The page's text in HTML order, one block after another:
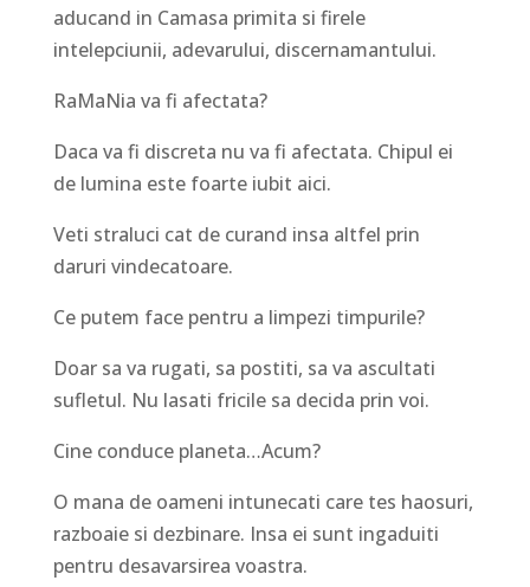
aducand in Camasa primita si firele
intelepciunii, adevarului, discernamantului.
RaMaNia va fi afectata?
Daca va fi discreta nu va fi afectata. Chipul ei
de lumina este foarte iubit aici.
Veti straluci cat de curand insa altfel prin
daruri vindecatoare.
Ce putem face pentru a limpezi timpurile?
Doar sa va rugati, sa postiti, sa va ascultati
sufletul. Nu lasati fricile sa decida prin voi.
Cine conduce planeta…Acum?
O mana de oameni intunecati care tes haosuri,
razboaie si dezbinare. Insa ei sunt ingaduiti
pentru desavarsirea voastra.